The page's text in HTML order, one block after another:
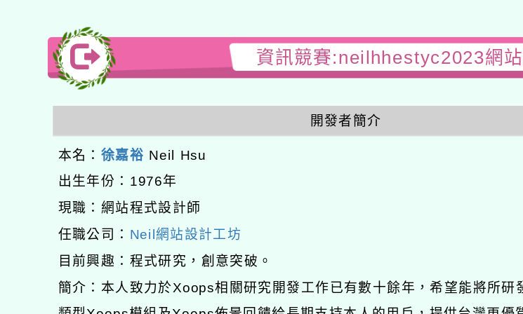
資訊競賽:neilhhestyc2023網
開發者簡介
本名： 徐嘉裕 Neil Hsu
出生年份：1976年
現職：網站程式設計師
任職公司： Neil網站設計工坊
目前興趣：程式研究，創意突破。
簡介：本人致力於Xoops相關研究開發工作已有數十餘年，希望能將所研